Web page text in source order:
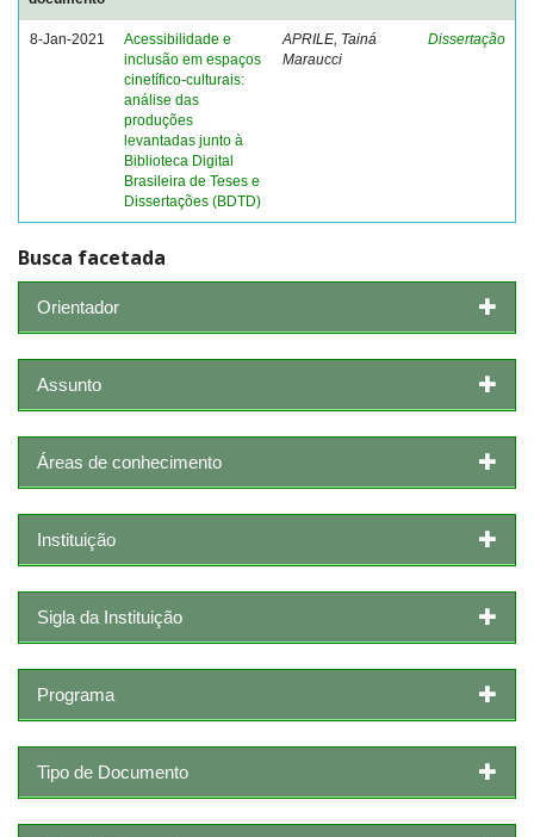
8-Jan-2021
Acessibilidade e
inclusão em espaços
cinetífico-culturais:
análise das
produções
levantadas junto à
Biblioteca Digital
Brasileira de Teses e
Dissertações (BDTD)
APRILE, Tainá
Maraucci
Dissertação
Busca facetada
Orientador
Assunto
Áreas de conhecimento
Instituição
Sigla da Instituição
Programa
Tipo de Documento